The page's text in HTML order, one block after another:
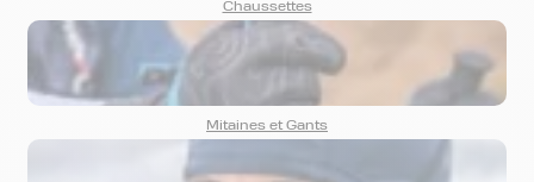
Chaussettes
Mitaines et Gants